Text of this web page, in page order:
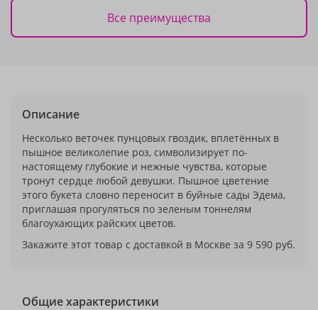
Все преимущества
Описание
Несколько веточек пунцовых гвоздик, вплетённых в
пышное великолепие роз, символизирует по-
настоящему глубокие и нежные чувства, которые
тронут сердце любой девушки. Пышное цветение
этого букета словно переносит в буйные сады Эдема,
приглашая прогуляться по зеленым тоннелям
благоухающих райских цветов.
Закажите этот товар с доставкой в Москве за 9 590 руб.
Общие характеристики